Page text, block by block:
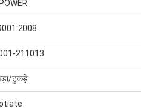
211013
टुकड़े